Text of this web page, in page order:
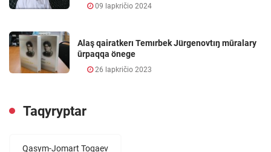
09 lapkričio 2024
Alaş qairatkerı Temırbek Jürgenovtıŋ mūralary
ūrpaqqa önege
26 lapkričio 2023
Taqyryptar
Qasym-Jomart Toqaev